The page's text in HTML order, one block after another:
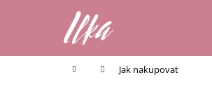
Domů Jak nakupovat
í
Zpět
do
Zpět
do